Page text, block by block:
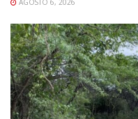
AGOSTO 6, 2026